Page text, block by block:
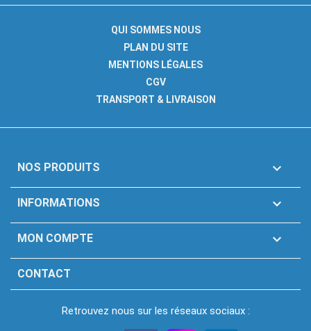
QUI SOMMES NOUS
PLAN DU SITE
MENTIONS LÉGALES
CGV
TRANSPORT & LIVRAISON
NOS PRODUITS 
INFORMATIONS 
MON COMPTE 
CONTACT
Retrouvez nous sur les réseaux sociaux :